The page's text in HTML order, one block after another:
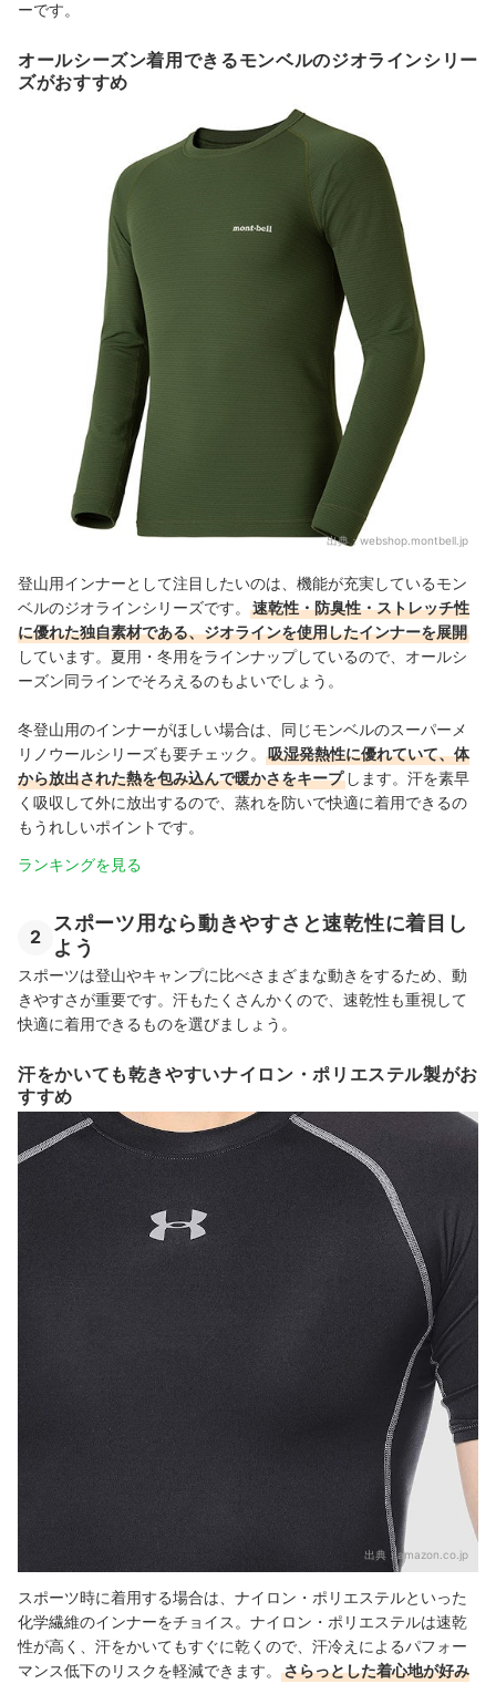
ーです。
オールシーズン着用できるモンベルのジオラインシリー
ズがおすすめ
出典：webshop.montbell.jp
登山用インナーとして注目したいのは、機能が充実しているモン
ベルのジオラインシリーズです。
速乾性・防臭性・ストレッチ性
に優れた独自素材である、ジオラインを使用したインナーを展開
しています。夏用・冬用をラインナップしているので、オールシ
ーズン同ラインでそろえるのもよいでしょう。
冬登山用のインナーがほしい場合は、同じモンベルのスーパーメ
リノウールシリーズも要チェック。
吸湿発熱性に優れていて、体
から放出された熱を包み込んで暖かさをキープ します。汗を素早
く吸収して外に放出するので、蒸れを防いで快適に着用できるの
もうれしいポイントです。
ランキングを見る
2
スポーツ用なら動きやすさと速乾性に着目し
よう
スポーツは登山やキャンプに比べさまざまな動きをするため、動
きやすさが重要です。汗もたくさんかくので、速乾性も重視して
快適に着用できるものを選びましょう。
汗をかいても乾きやすいナイロン・ポリエステル製がお
すすめ
出典：amazon.co.jp
スポーツ時に着用する場合は、ナイロン・ポリエステルといった
化学繊維のインナーをチョイス。ナイロン・ポリエステルは速乾
性が高く、汗をかいてもすぐに乾くので、汗冷えによるパフォー
マンス低下のリスクを軽減できます。
さらっとした着心地が好み